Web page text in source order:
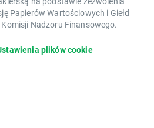
Papierów Wartościowych i Giełd
Nadzoru Finansowego.
plików cookie